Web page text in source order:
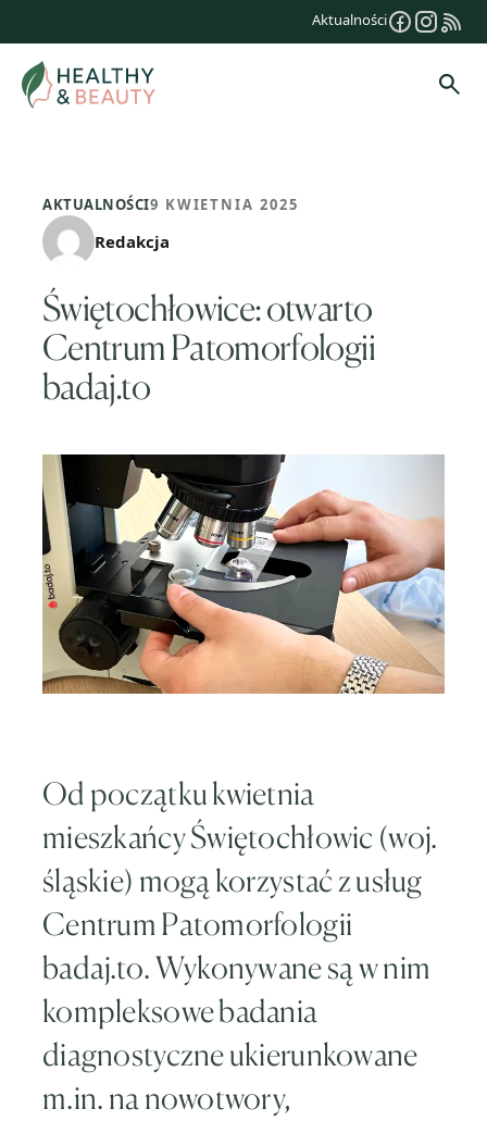
treści
Aktualności
AKTUALNOŚCI9 KWIETNIA 2025
Redakcja
Świętochłowice: otwarto
Centrum Patomorfologii
badaj.to
Od początku kwietnia
mieszkańcy Świętochłowic (woj.
śląskie) mogą korzystać z usług
Centrum Patomorfologii
badaj.to. Wykonywane są w nim
kompleksowe badania
diagnostyczne ukierunkowane
m.in. na nowotwory,